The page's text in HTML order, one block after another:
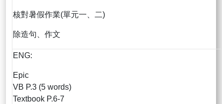
核對暑假作業(單元一、二)
除造句、作文
ENG:
Epic
VB P.3 (5 words)
Textbook P.6-7